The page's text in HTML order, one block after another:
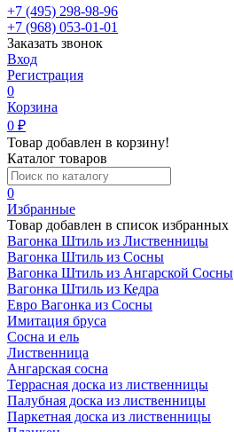
+7 (495) 298-98-96
+7 (968) 053-01-01
Заказать звонок
Вход
Регистрация
0
Корзина
0 ₽
Товар добавлен в корзину!
Каталог товаров
0
Избранные
Товар добавлен в список избранных
Вагонка Штиль из Лиственницы
Вагонка Штиль из Сосны
Вагонка Штиль из Ангарской Сосны
Вагонка Штиль из Кедра
Евро Вагонка из Сосны
Имитация бруса
Сосна и ель
Лиственница
Ангарская сосна
Террасная доска из лиственницы
Палубная доска из лиственницы
Паркетная доска из лиственницы